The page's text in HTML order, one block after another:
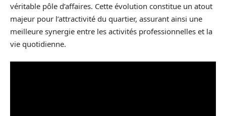
véritable pôle d’affaires. Cette évolution constitue un atout
majeur pour l’attractivité du quartier, assurant ainsi une
meilleure synergie entre les activités professionnelles et la
vie quotidienne.